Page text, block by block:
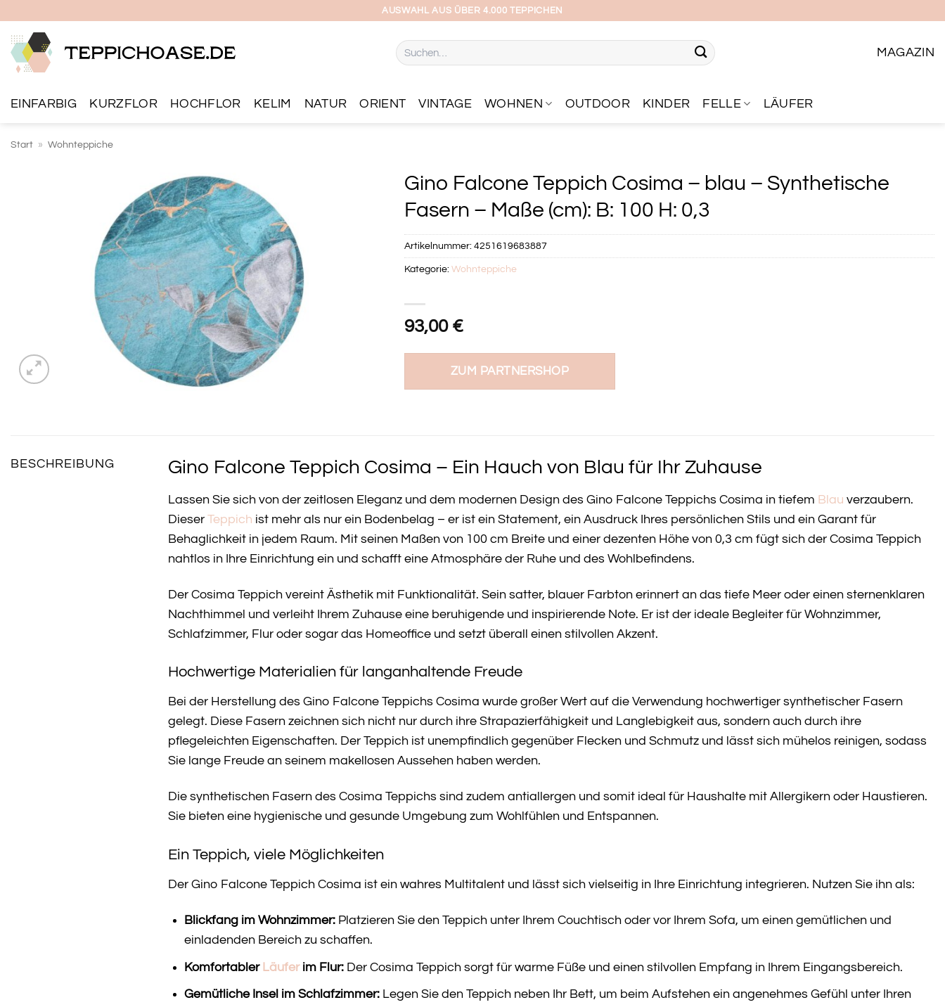
springen
AUSWAHL AUS ÜBER 4.000 TEPPICHEN
Suchen
nach:
MAGAZIN
EINFARBIG KURZFLOR HOCHFLOR KELIM NATUR ORIENT VINTAGE WOHNEN OUTDOOR KINDER FELLE LÄUFER
Start » Wohnteppiche
Gino Falcone Teppich Cosima – blau – Synthetische
Fasern – Maße (cm): B: 100 H: 0,3
93,00 €
ZUM PARTNERSHOP
Artikelnummer: 4251619683887
Kategorie: Wohnteppiche
BESCHREIBUNG Gino Falcone Teppich Cosima – Ein Hauch von Blau für Ihr Zuhause
Lassen Sie sich von der zeitlosen Eleganz und dem modernen Design des Gino Falcone Teppichs Cosima in tiefem Blau verzaubern.
Dieser Teppich ist mehr als nur ein Bodenbelag – er ist ein Statement, ein Ausdruck Ihres persönlichen Stils und ein Garant für
Behaglichkeit in jedem Raum. Mit seinen Maßen von 100 cm Breite und einer dezenten Höhe von 0,3 cm fügt sich der Cosima Teppich
nahtlos in Ihre Einrichtung ein und schafft eine Atmosphäre der Ruhe und des Wohlbefindens.
Der Cosima Teppich vereint Ästhetik mit Funktionalität. Sein satter, blauer Farbton erinnert an das tiefe Meer oder einen sternenklaren
Nachthimmel und verleiht Ihrem Zuhause eine beruhigende und inspirierende Note. Er ist der ideale Begleiter für Wohnzimmer,
Schlafzimmer, Flur oder sogar das Homeoffice und setzt überall einen stilvollen Akzent.
Hochwertige Materialien für langanhaltende Freude
Bei der Herstellung des Gino Falcone Teppichs Cosima wurde großer Wert auf die Verwendung hochwertiger synthetischer Fasern
gelegt. Diese Fasern zeichnen sich nicht nur durch ihre Strapazierfähigkeit und Langlebigkeit aus, sondern auch durch ihre
pflegeleichten Eigenschaften. Der Teppich ist unempfindlich gegenüber Flecken und Schmutz und lässt sich mühelos reinigen, sodass
Sie lange Freude an seinem makellosen Aussehen haben werden.
Die synthetischen Fasern des Cosima Teppichs sind zudem antiallergen und somit ideal für Haushalte mit Allergikern oder Haustieren.
Sie bieten eine hygienische und gesunde Umgebung zum Wohlfühlen und Entspannen.
Ein Teppich, viele Möglichkeiten
Der Gino Falcone Teppich Cosima ist ein wahres Multitalent und lässt sich vielseitig in Ihre Einrichtung integrieren. Nutzen Sie ihn als:
Blickfang im Wohnzimmer:Platzieren Sie den Teppich unter Ihrem Couchtisch oder vor Ihrem Sofa, um einen gemütlichen und
einladenden Bereich zu schaffen.
Komfortabler Läuferim Flur:Der Cosima Teppich sorgt für warme Füße und einen stilvollen Empfang in Ihrem Eingangsbereich.
Gemütliche Insel im Schlafzimmer:Legen Sie den Teppich neben Ihr Bett, um beim Aufstehen ein angenehmes Gefühl unter Ihren